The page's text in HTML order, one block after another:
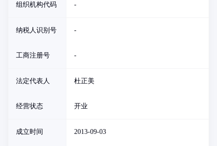
组织机构代码 -
纳税人识别号 -
工商注册号 -
法定代表人 杜正美
经营状态 开业
成立时间 2013-09-03